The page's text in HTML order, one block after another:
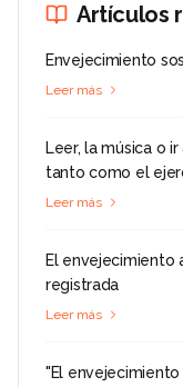
Artículos
Envejecimiento
Leer más
Leer, la música o
tanto como el
Leer más
El envejecimiento
registrada
Leer más
"El